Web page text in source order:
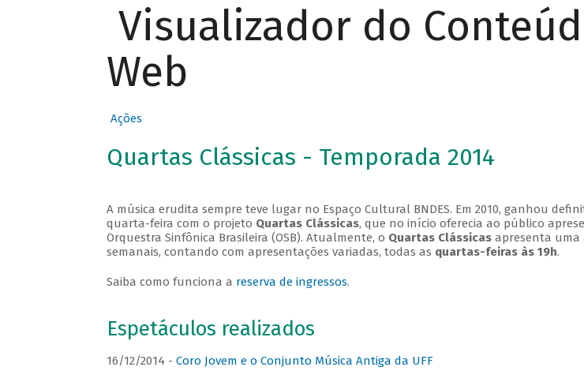
Visualizador do
Web
Ações
Quartas Clássicas - Temporada 2014
A música erudita sempre teve lugar no Espaço Cultural BNDES. Em 2010, ganhou
quarta-feira com o projeto Quartas Clássicas, que no início oferecia ao público
Orquestra Sinfônica Brasileira (OSB). Atualmente, o Quartas Clássicasapresenta uma
semanais, contando com apresentações variadas, todas as quartas-feiras às 19h.
Saiba como funciona a reserva de ingressos.
Espetáculos realizados
16/12/2014 - Coro Jovem e o Conjunto Música Antiga da UFF